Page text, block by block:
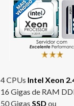
4 CPUs Intel Xeon
16 Gigas de RAM
50 Gigas SSD ou